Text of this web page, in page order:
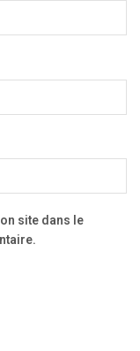
site dans le